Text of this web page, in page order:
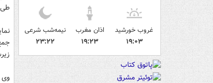
غروب خورشید
۱۹:۰۳
اذان مغرب
۱۹:۲۳
نیمه‌شب شرعی
۲۳:۲۲
طی